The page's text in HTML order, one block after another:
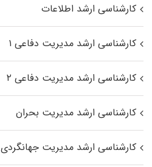
کارشناسی ارشد اطلاعات
کارشناسی ارشد مدیریت دفاعی ۱
کارشناسی ارشد مدیریت دفاعی ۲
کارشناسی ارشد مدیریت بحران
کارشناسی ارشد مدیریت جهانگردی